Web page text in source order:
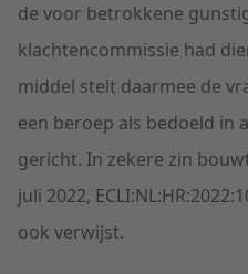
de voor betrokkene
klachtencommissie had
middel stelt daarmee de
een beroep als bedoeld in
gericht. In zekere zin
juli 2022,
ook verwijst.